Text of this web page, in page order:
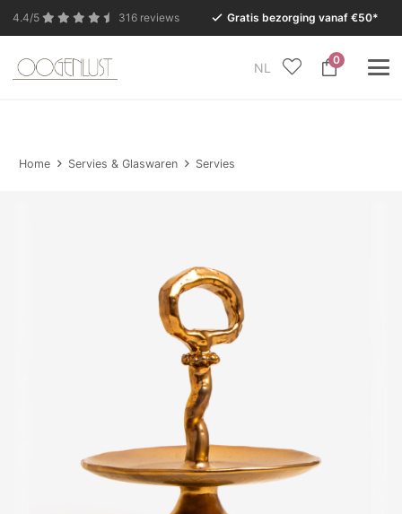
4.4/5 316 reviews Gratis bezorging vanaf €50*
NL
0
In verband met de zomervakantie is onze Conceptstore
Home Servies & Glaswaren Servies